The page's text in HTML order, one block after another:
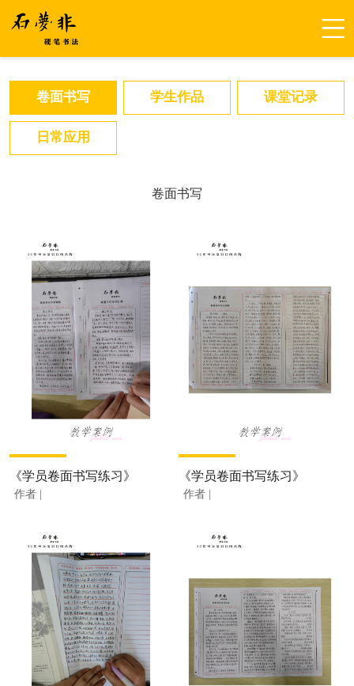
卷面书写 学生作品 课堂记录
日常应用
卷面书写
《学员卷面书写练习》
作者 |
《学员卷面书写练习》
作者 |